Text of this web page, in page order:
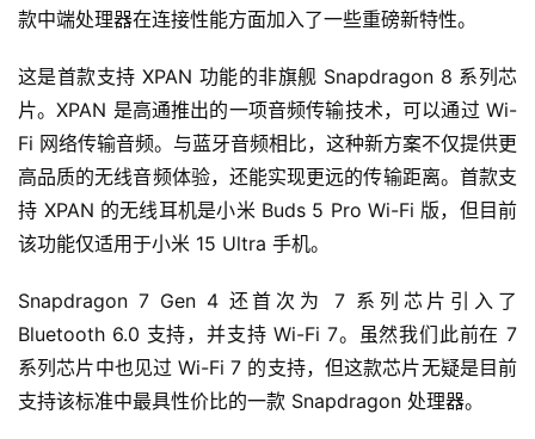
款中端处理器在连接性能方面加入了一些重磅新特性。
这是首款支持 XPAN 功能的非旗舰 Snapdragon 8 系列芯
片。XPAN 是高通推出的一项音频传输技术，可以通过 Wi-
Fi 网络传输音频。与蓝牙音频相比，这种新方案不仅提供更
高品质的无线音频体验，还能实现更远的传输距离。首款支
持 XPAN 的无线耳机是小米 Buds 5 Pro Wi-Fi 版，但目前
该功能仅适用于小米 15 Ultra 手机。
Snapdragon 7 Gen 4 还首次为 7 系列芯片引入了
Bluetooth 6.0 支持，并支持 Wi-Fi 7。虽然我们此前在 7
系列芯片中也见过 Wi-Fi 7 的支持，但这款芯片无疑是目前
支持该标准中最具性价比的一款 Snapdragon 处理器。